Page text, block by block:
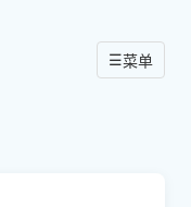
☰菜单